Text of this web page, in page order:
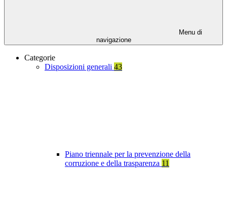
Menu di
navigazione
Categorie
Disposizioni generali 43
Piano triennale per la prevenzione della
corruzione e della trasparenza 11